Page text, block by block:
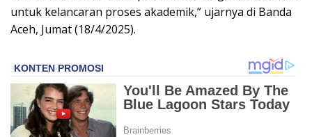
untuk kelancaran proses akademik,” ujarnya di Banda
Aceh, Jumat (18/4/2025).